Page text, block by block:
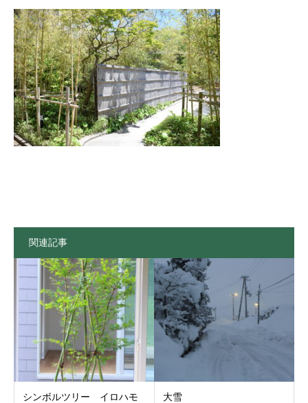
関連記事
シンボルツリー イロハモ
大雪